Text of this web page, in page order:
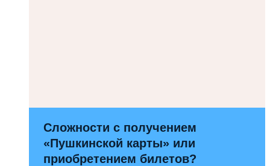
Сложности с получением
«Пушкинской карты» или
приобретением билетов?